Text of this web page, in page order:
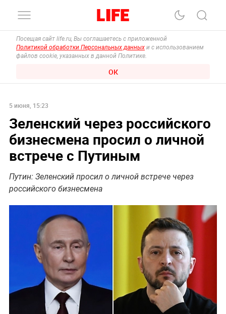
Посещая сайт life.ru, Вы соглашаетесь с приложенной
Политикой обработки Персональных данных и с использованием
файлов cookie, указанных в данной Политике.
ОК
5 июня, 15:23
Зеленский через российского
бизнесмена просил о личной
встрече с Путиным
Путин: Зеленский просил о личной встрече через
российского бизнесмена